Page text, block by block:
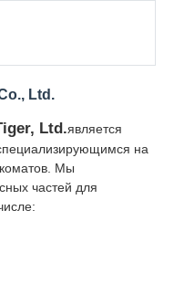
Ltd.
Ltd.является
на
Мы
частей для